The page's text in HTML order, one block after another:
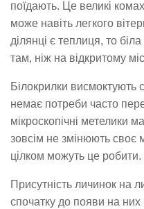
поїдають. Це великі
може навіть легкого
ділянці є теплиця, то
там, ніж на відкритому
Білокрилки висмоктують
немає потреби часто
мікроскопічні метелики
зовсім не змінюють своє
цілком можуть це робити.
Присутність личинок на
спочатку до появи на них